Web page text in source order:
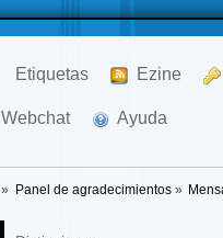
Etiquetas Ezine
Webchat Ayuda
» Panel de agradecimientos»